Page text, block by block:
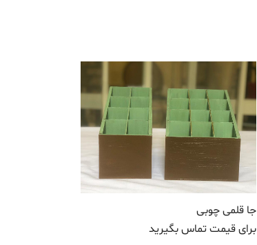
جا قلمی چوبی
برای قیمت تماس بگیرید